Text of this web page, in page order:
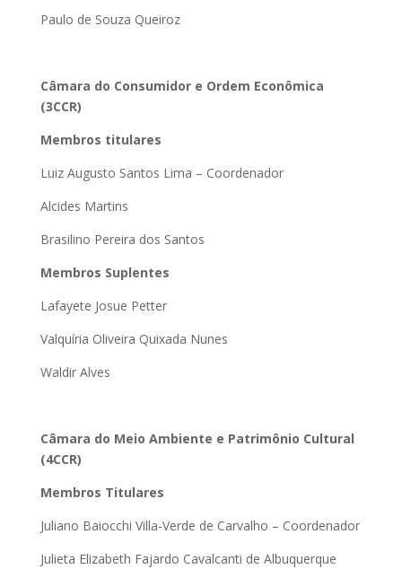
Paulo de Souza Queiroz
Câmara do Consumidor e Ordem Econômica
(3CCR)
Membros titulares
Luiz Augusto Santos Lima – Coordenador
Alcides Martins
Brasilino Pereira dos Santos
Membros Suplentes
Lafayete Josue Petter
Valquíria Oliveira Quixada Nunes
Waldir Alves
Câmara do Meio Ambiente e Patrimônio Cultural
(4CCR)
Membros Titulares
Juliano Baiocchi Villa-Verde de Carvalho – Coordenador
Julieta Elizabeth Fajardo Cavalcanti de Albuquerque